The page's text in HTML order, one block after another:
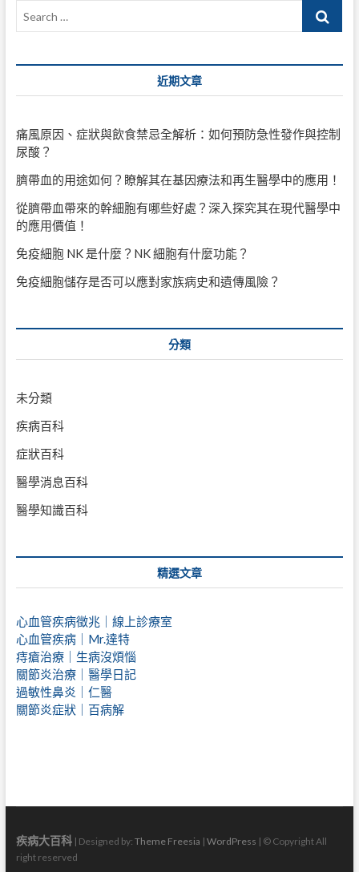
Search
近期文章
痛風原因、症狀與飲食禁忌全解析：如何預防急性發作與控制
尿酸？
臍帶血的用途如何？瞭解其在基因療法和再生醫學中的應用！
從臍帶血帶來的幹細胞有哪些好處？深入探究其在現代醫學中
的應用價值！
免疫細胞 NK 是什麼？NK 細胞有什麼功能？
免疫細胞儲存是否可以應對家族病史和遺傳風險？
分類
未分類
疾病百科
症狀百科
醫學消息百科
醫學知識百科
精選文章
心血管疾病徵兆｜線上診療室
心血管疾病｜Mr.達特
痔瘡治療｜ 生病沒煩惱
關節炎治療｜醫學日記
過敏性鼻炎｜仁醫
關節炎症狀｜百病解
疾病大百科| Designed by: Theme Freesia | WordPress | © Copyright All
right reserved